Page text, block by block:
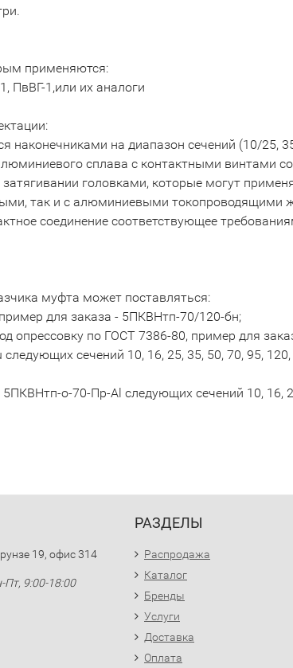
применяются:
ПвВГ-1,или их аналоги
наконечниками на диапазон сечений (10/25,
сплава с контактными винтами со
головками, которые могут
так и с алюминиевыми токопроводящими
соединение соответствующее
муфта может поставляться:
пример для заказа - 5ПКВНтп-70/120-бн;
опрессовку по ГОСТ 7386-80, пример для
сечений 10, 16, 25, 35, 50, 70, 95,
о-70-Пр-Al следующих сечений 10, 16,
19, офис 314
Пт, 9:00-18:00
РАЗДЕЛЫ
Распродажа
Каталог
Бренды
Услуги
Доставка
Оплата